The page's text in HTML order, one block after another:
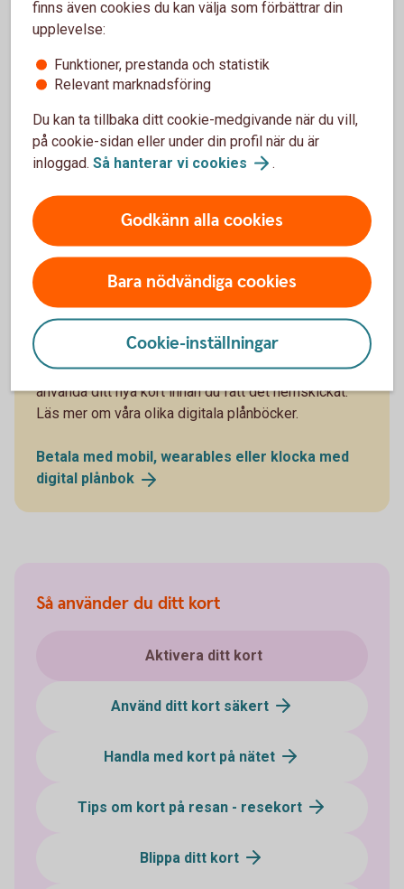
Skaffa digital
plånbok
Vill du slippa ha med dig dina kort?
Om du vill slippa ha med dig dina kort när du ska ut
och handla, så kan du lägga in dem i en digital
plånbok (Wallet). Då kan du enkelt betala med din
mobil, klocka eller andra accessoarer. Om du har ett
bankkort eller kreditkort hos oss kan du även börja
använda ditt nya kort innan du fått det hemskickat.
Läs mer om våra olika digitala plånböcker.
Betala med mobil, wearables eller klocka med
digital plånbok
Så använder du ditt kort
Aktivera ditt kort
Använd ditt kort säkert
Handla med kort på nätet
Tips om kort på resan - resekort
Blippa ditt kort
finns även cookies du kan välja som förbättrar din
upplevelse:
Funktioner, prestanda och statistik
Relevant marknadsföring
Du kan ta tillbaka ditt cookie-medgivande när du vill,
på cookie-sidan eller under din profil när du är
inloggad. Så hanterar vi cookies .
Godkänn alla cookies
Bara nödvändiga cookies
Cookie-inställningar